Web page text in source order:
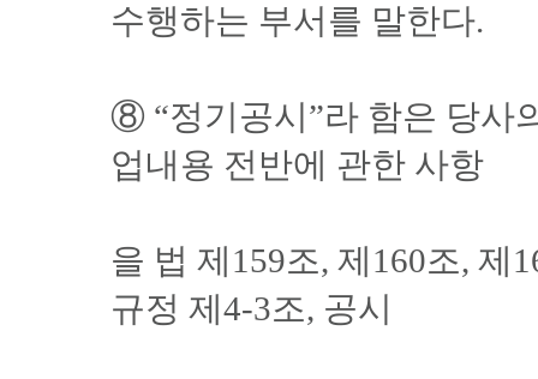
수행하는 부서를 말한다.
⑧ “정기공시”라 함은 당사
업내용 전반에 관한 사항
을 법 제159조, 제160조, 제
규정 제4-3조, 공시